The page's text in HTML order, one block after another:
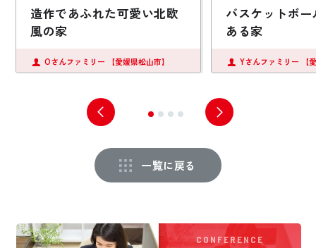
造作であふれた可愛い北欧
風の家
Oさんファミリー 【愛媛県松山市】
バスケットボ
ある家
Yさんファミリー 【
一覧に戻る
CONFERENCE